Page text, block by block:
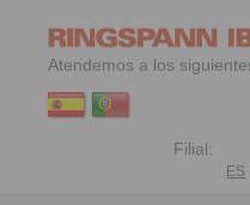
Atendemos a los
ES